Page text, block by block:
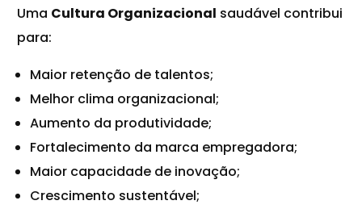
Uma Cultura Organizacional saudável contribui
para:
Maior retenção de talentos;
Melhor clima organizacional;
Aumento da produtividade;
Fortalecimento da marca empregadora;
Maior capacidade de inovação;
Crescimento sustentável;